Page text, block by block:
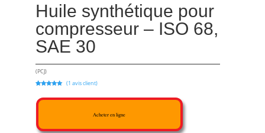
Huile synthétique pour
compresseur – ISO 68,
SAE 30
(PCJ)
sur 5
basé sur
(1 avis client)
Acheter en ligne